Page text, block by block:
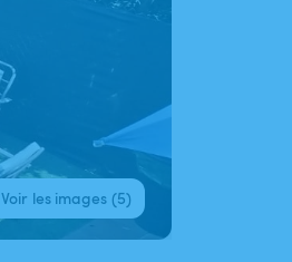
Voir les images (5)